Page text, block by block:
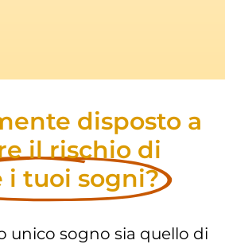
disposto a
il rischio di
i tuoi sogni?
unico sogno sia quello di